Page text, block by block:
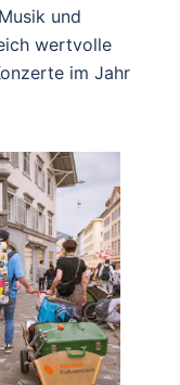
und
wertvolle
im Jahr